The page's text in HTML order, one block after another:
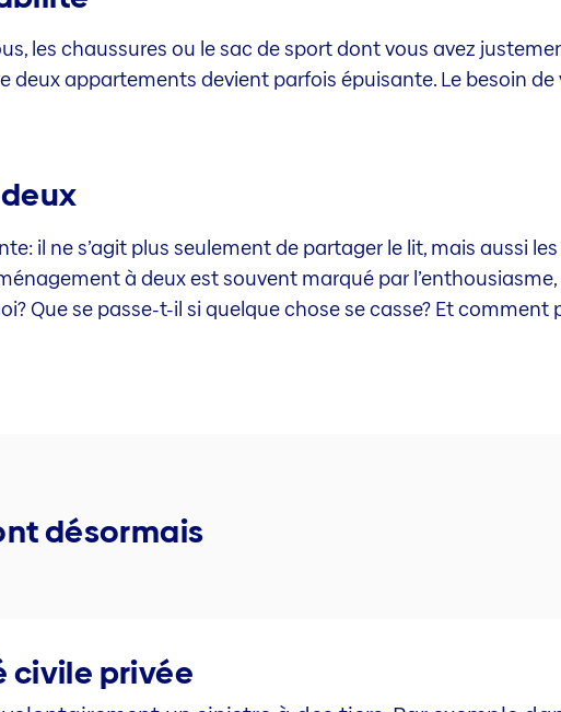
les chaussures ou le sac de sport dont vous avez
deux appartements devient parfois épuisante. Le besoin de
il ne s’agit plus seulement de partager le lit, mais aussi
à deux est souvent marqué par
Que se passe-t-il si quelque chose se casse? Et comment
désormais
civile privée